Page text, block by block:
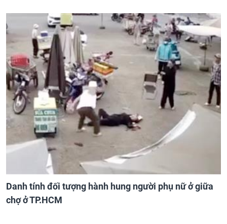
Danh tính đối tượng hành hung người phụ nữ ở giữa
chợ ở TP.HCM